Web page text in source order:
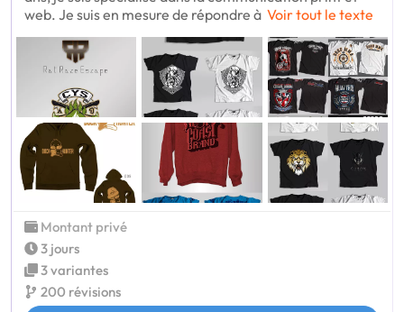
web. Je suis en mesure de répondre à Voir tout le texte
Montant privé
3 jours
3 variantes
200 révisions